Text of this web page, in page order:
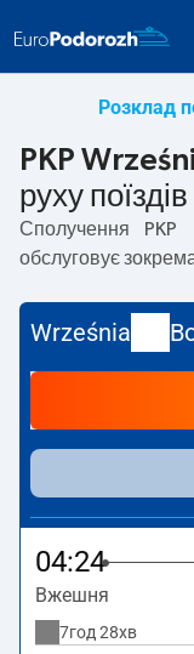
Розклад
PKP
руху поїздів
Сполучення PKP
обслуговує
курсують також
пропонують
подорожі.
Września
04:24
Вжешня
7год 28хв